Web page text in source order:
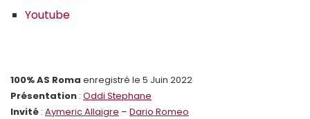
Youtube
100% AS Roma enregistré le 5 Juin 2022
Présentation : Oddi Stephane
Invité : Aymeric Allaigre – Dario Romeo